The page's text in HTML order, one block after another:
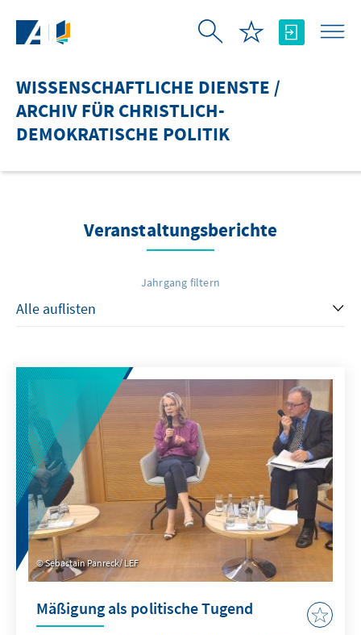
WISSENSCHAFTLICHE DIENSTE /
ARCHIV FÜR CHRISTLICH-
DEMOKRATISCHE POLITIK
Veranstaltungsberichte
Jahrgang filtern
Sebastain Panreck/ LEF
Mäßigung als politische Tugend